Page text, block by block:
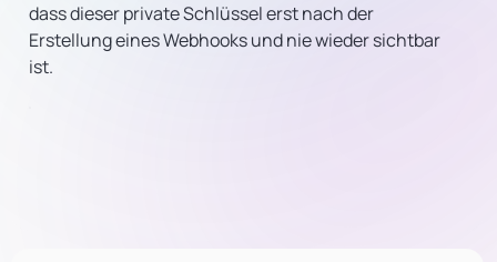
dass dieser private Schlüssel erst nach der
Erstellung eines Webhooks und nie wieder sichtbar
ist.